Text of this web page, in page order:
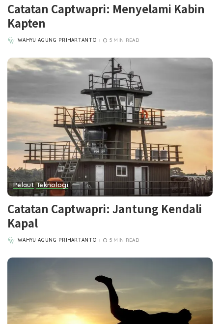
Catatan Captwapri: Menyelami Kabin
Kapten
POSTED
WAHYU AGUNG PRIHARTANTO 5 MIN READ
Pelaut Teknologi
Catatan Captwapri: Jantung Kendali
Kapal
POSTED
WAHYU AGUNG PRIHARTANTO 5 MIN READ